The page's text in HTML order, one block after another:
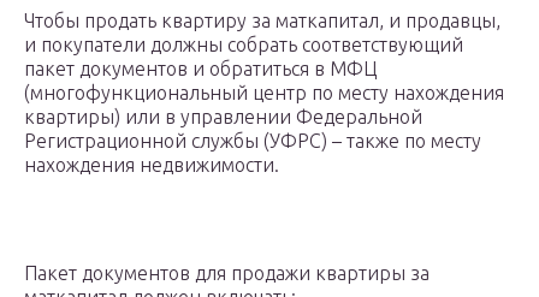
Чтобы продать квартиру за маткапитал, и продавцы,
и покупатели должны собрать соответствующий
пакет документов и обратиться в МФЦ
(многофункциональный центр по месту нахождения
квартиры) или в управлении Федеральной
Регистрационной службы (УФРС) – также по месту
нахождения недвижимости.
Пакет документов для продажи квартиры за